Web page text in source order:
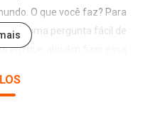
O que você faz? Para
é uma pergunta fácil de
em que alguém fizer essa
a Europa como piloto